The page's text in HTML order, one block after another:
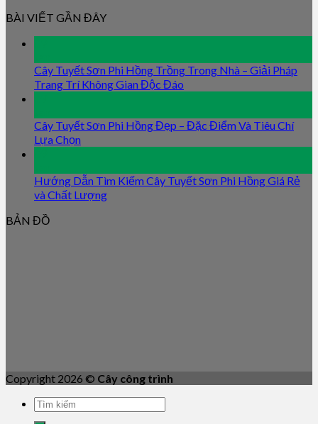
BÀI VIẾT GẦN ĐÂY
Cây Tuyết Sơn Phi Hồng Trồng Trong Nhà – Giải Pháp
Trang Trí Không Gian Độc Đáo
Cây Tuyết Sơn Phi Hồng Đẹp – Đặc Điểm Và Tiêu Chí
Lựa Chọn
Hướng Dẫn Tìm Kiếm Cây Tuyết Sơn Phi Hồng Giá Rẻ
và Chất Lượng
BẢN ĐỒ
Copyright 2026 © Cây công trình